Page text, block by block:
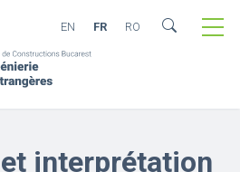
EN FR RO
interprétation